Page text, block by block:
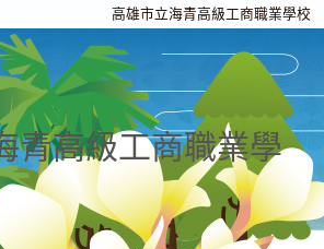
高雄市立海青高級工商職業學校
青高級工商職業學